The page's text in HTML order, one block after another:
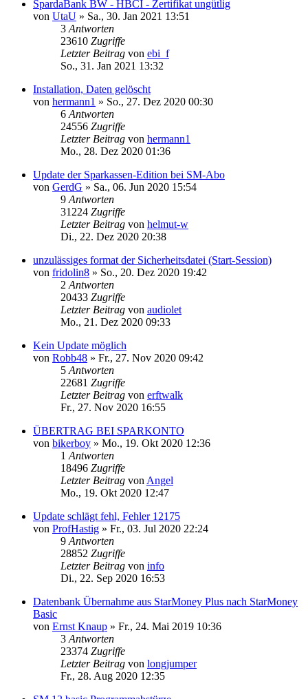
SpardaBank BW - HBCI - Zertifikat ungütlig
von UtaU » Sa., 30. Jan 2021 13:51
3 Antworten
23610 Zugriffe
Letzter Beitrag von ebi_f
So., 31. Jan 2021 13:32
Installation, Daten gelöscht
von hermann1 » So., 27. Dez 2020 00:30
6 Antworten
24556 Zugriffe
Letzter Beitrag von hermann1
Mo., 28. Dez 2020 01:36
Update der Sparkassen-Edition bei SM-Abo
von GerdG » Sa., 06. Jun 2020 15:54
9 Antworten
31224 Zugriffe
Letzter Beitrag von helmut-w
Di., 22. Dez 2020 20:38
unzulässiges format der Sicherheitsdatei (Start-Session)
von fridolin8 » So., 20. Dez 2020 19:42
2 Antworten
20433 Zugriffe
Letzter Beitrag von audiolet
Mo., 21. Dez 2020 09:33
Kein Update möglich
von Robb48 » Fr., 27. Nov 2020 09:42
5 Antworten
22681 Zugriffe
Letzter Beitrag von erftwalk
Fr., 27. Nov 2020 16:55
ÜBERTRAG BEI SPARKONTO
von bikerboy » Mo., 19. Okt 2020 12:36
1 Antworten
18496 Zugriffe
Letzter Beitrag von Angel
Mo., 19. Okt 2020 12:47
Update schlägt fehl, Fehler 12175
von ProfHastig » Fr., 03. Jul 2020 22:24
9 Antworten
28852 Zugriffe
Letzter Beitrag von info
Di., 22. Sep 2020 16:53
Datenbank Übernahme aus StarMoney Plus nach StarMoney
Basic
von Ernst Knaup » Fr., 24. Mai 2019 10:36
3 Antworten
23374 Zugriffe
Letzter Beitrag von longjumper
Fr., 28. Aug 2020 12:35